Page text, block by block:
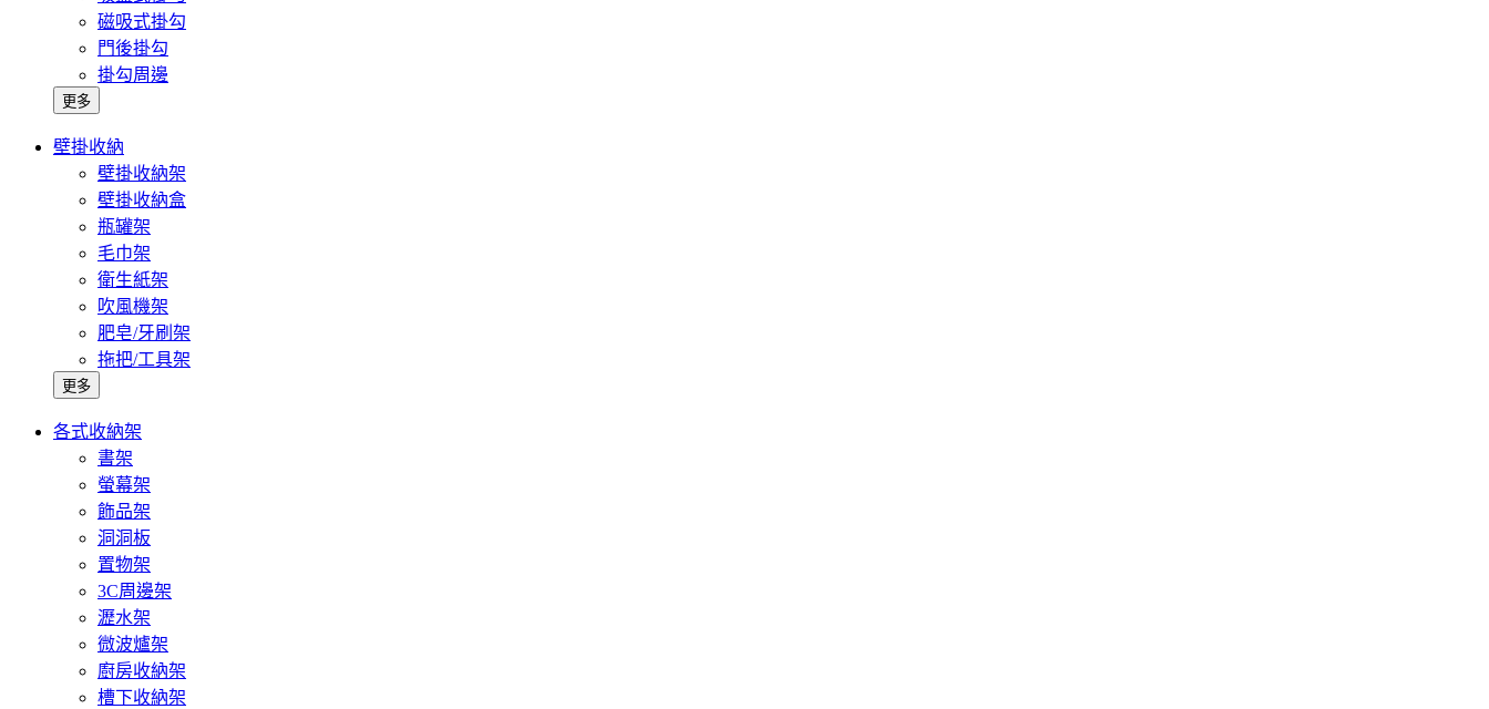
磁吸式掛勾
門後掛勾
掛勾周邊
更多
壁掛收納
壁掛收納架
壁掛收納盒
瓶罐架
毛巾架
衛生紙架
吹風機架
肥皂/牙刷架
拖把/工具架
更多
各式收納架
書架
螢幕架
飾品架
洞洞板
置物架
3C周邊架
瀝水架
微波爐架
廚房收納架
槽下收納架